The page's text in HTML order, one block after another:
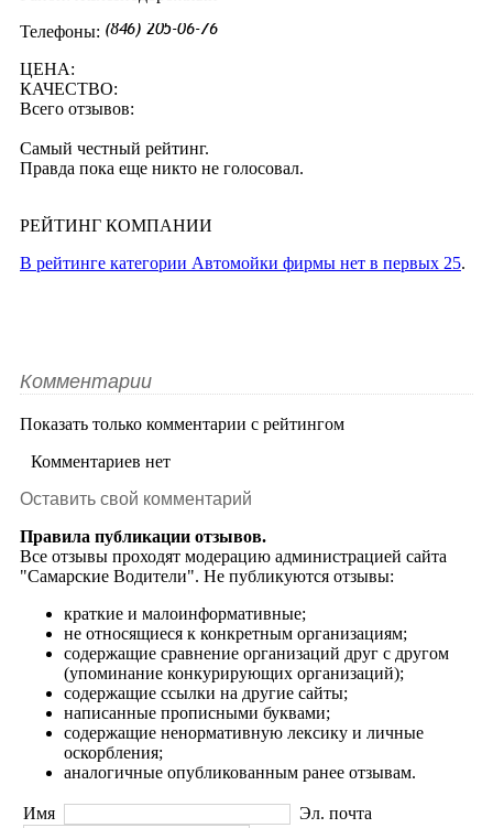
Телефоны:
ЦЕНА:
КАЧЕСТВО:
Всего отзывов:
Самый честный рейтинг.
Правда пока еще никто не голосовал.
РЕЙТИНГ КОМПАНИИ
В рейтинге категории Автомойки фирмы нет в первых 25.
Комментарии
Показать только комментарии с рейтингом
Комментариев нет
Оставить свой комментарий
Правила публикации отзывов.
Все отзывы проходят модерацию администрацией сайта
"Самарские Водители". Не публикуются отзывы:
краткие и малоинформативные;
не относящиеся к конкретным организациям;
содержащие сравнение организаций друг с другом
(упоминание конкурирующих организаций);
содержащие ссылки на другие сайты;
написанные прописными буквами;
содержащие ненормативную лексику и личные
оскорбления;
аналогичные опубликованным ранее отзывам.
Имя Эл. почта